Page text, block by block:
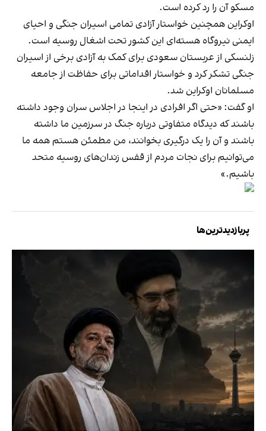
مسکو آن را رد کرده است.
اوکراین همچنین خواستار آزادی تمامی اسیران جنگی و احیای
ایمنی نیروگاه هسته‌ای این کشور تحت اشغال روسیه است.
زلنسکی از عربستان سعودی برای کمک به آزادی برخی از اسیران
جنگی تشکر کرد و خواستار اقداماتی برای حفاظت از جامعه
مسلمانان اوکراین شد.
او گفت: «حتی اگر افرادی در اینجا در اجلاس سران وجود داشته
باشند که دیدگاه متفاوتی درباره جنگ در سرزمین ما داشته
باشند و آن را یک درگیری بخوانند، من مطمئن هستم همه ما
می‌توانیم برای نجات مردم از قفس‌ زندان‌های روسیه متحد
باشیم.»
پربازدیدترین‌ها